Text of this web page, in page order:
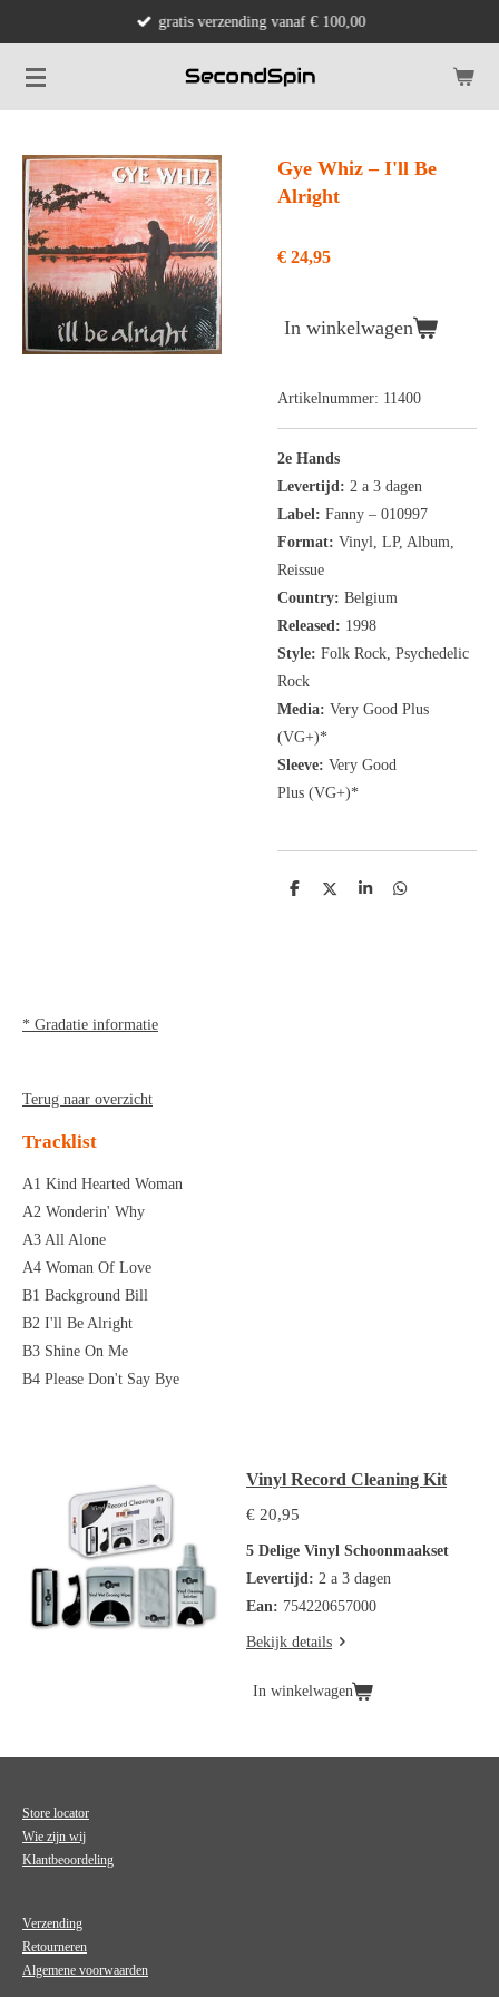
naar
de
gratis verzending vanaf € 100,00
Gye Whiz ‎– I'll Be
Alright
€ 24,95
In winkelwagen
Artikelnummer: 11400
2e Hands
Levertijd: 2 a 3 dagen
Label: Fanny ‎– 010997
Format: Vinyl, LP, Album,
Reissue
Country: Belgium
Released: 1998
Style: Folk Rock, Psychedelic
Rock
Media: Very Good Plus
(VG+)*
Sleeve: Very Good
Plus (VG+)*
D
D
S
D
* Gradatie informatie
Terug naar overzicht
Tracklist
A1 Kind Hearted Woman
A2 Wonderin' Why
A3 All Alone
A4 Woman Of Love
B1 Background Bill
B2 I'll Be Alright
B3 Shine On Me
B4 Please Don't Say Bye
Vinyl Record Cleaning Kit
€ 20,95
5 Delige Vinyl Schoonmaakset
Levertijd: 2 a 3 dagen
Ean: 754220657000
Bekijk details
In winkelwagen
Store locator
Wie zijn wij
Klantbeoordeling
Verzending
Retourneren
Algemene voorwaarden